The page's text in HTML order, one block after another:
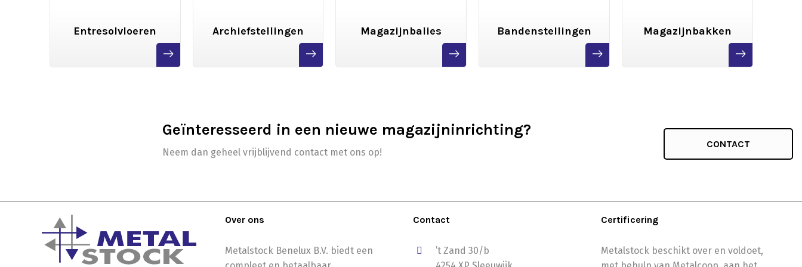
Entresolvloeren
read
more
Archiefstellingen
read
more
Magazijnbalies
read
more
Bandenstellingen
read
more
Magazijnbakken
read
more
Geïnteresseerd in een nieuwe magazijninrichting?
Neem dan geheel vrijblijvend contact met ons op!
CONTACT
Over ons
Metalstock Benelux B.V. biedt een
Contact
’t Zand 30/b
Certificering
Metalstock beschikt over en voldoet,